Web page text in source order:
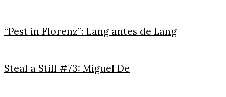
“Pest in Florenz”: Lang antes de Lang
Steal a Still #73: Miguel De